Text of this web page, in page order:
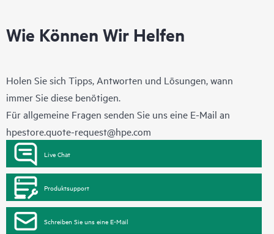
Wie Können Wir Helfen
Holen Sie sich Tipps, Antworten und Lösungen, wann
immer Sie diese benötigen.
Für allgemeine Fragen senden Sie uns eine E-Mail an
hpestore.quote-request@hpe.com
Live Chat
Produktsupport
Schreiben Sie uns eine E-Mail